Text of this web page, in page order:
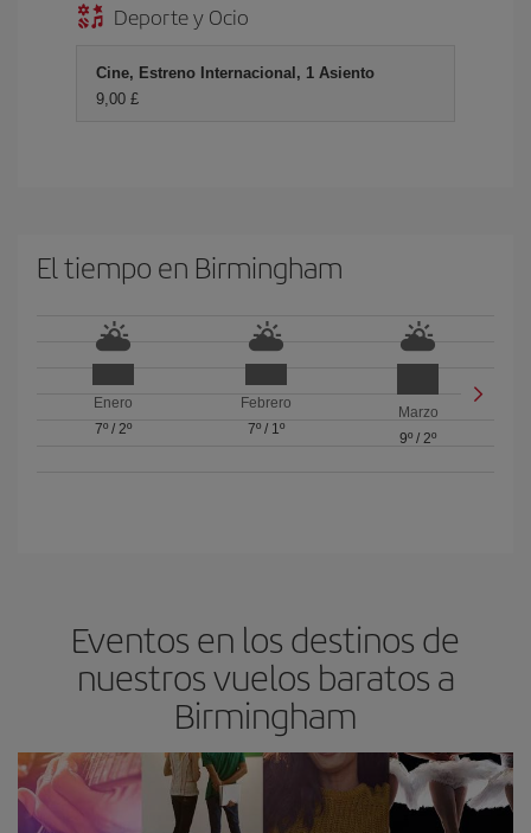
Deporte y Ocio
Cine, Estreno Internacional, 1 Asiento
9,00 £
El tiempo en Birmingham
Enero
7º/ 2º
Febrero
7º/ 1º
Marzo
9º /2º
Eventos en los destinos de
nuestros vuelos baratos a
Birmingham